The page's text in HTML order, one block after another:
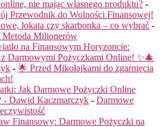
nie mając własnego produktu? -
Przewodnik do Wolności Finansowej!
lokata czy skarbonka – co wybrać -
Metoda Milionerów
na Finansowym Horyzoncie:
Darmowymi Pożyczkami Online! ✨🎄
- 🌟 Przed Mikołajkami do zgarnięcia
Jak Darmowe Pożyczki Online
- Dawid Kaczmarczyk - Darmowe
Finansowy: Darmowe Pożyczki na